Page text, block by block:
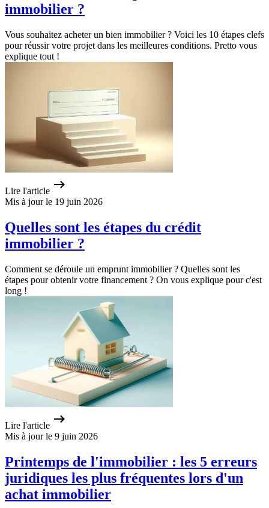
immobilier ?
Vous souhaitez acheter un bien immobilier ? Voici les 10 étapes clefs
pour réussir votre projet dans les meilleures conditions. Pretto vous
explique tout !
Lire l'article
Mis à jour le 19 juin 2026
Quelles sont les étapes du crédit
immobilier ?
Comment se déroule un emprunt immobilier ? Quelles sont les
étapes pour obtenir votre financement ? On vous explique pour c'est
long !
Lire l'article
Mis à jour le 9 juin 2026
Printemps de l'immobilier : les 5 erreurs
juridiques les plus fréquentes lors d'un
achat immobilier